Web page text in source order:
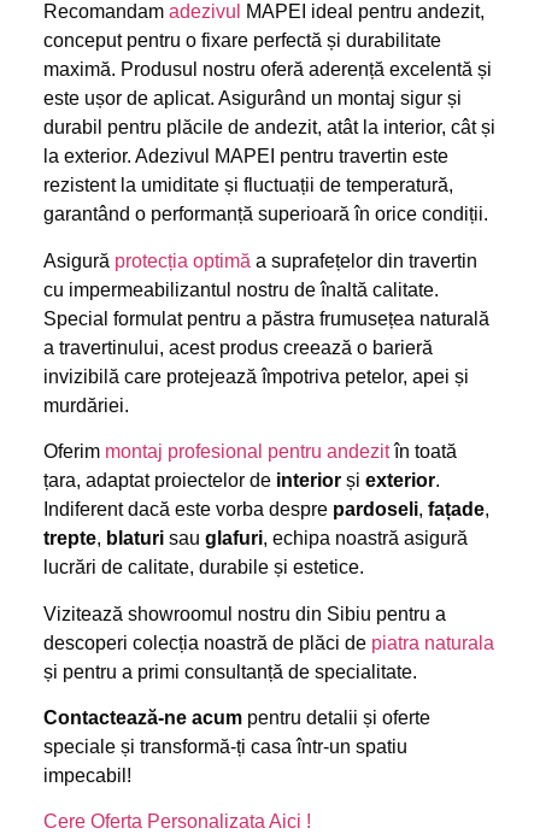
Recomandam adezivul
MAPEI ideal pentru andezit,
conceput pentru o fixare perfectă și durabilitate
maximă. Produsul nostru oferă aderență excelentă și
este ușor de aplicat. Asigurând un montaj sigur și
durabil pentru plăcile de andezit, atât la interior, cât și
la exterior. Adezivul MAPEI pentru travertin este
rezistent la umiditate și fluctuații de temperatură,
garantând o performanță superioară în orice condiții.
Asigură protecția optimă a suprafețelor din travertin
cu impermeabilizantul nostru de înaltă calitate.
Special formulat pentru a păstra frumusețea naturală
a travertinului, acest produs creează o barieră
invizibilă care protejează împotriva petelor, apei și
murdăriei.
Oferim montaj profesional pentru andezitîn toată
țara, adaptat proiectelor de interiorși exterior.
Indiferent dacă este vorba despre pardoseli, fațade,
trepte, blaturisau glafuri, echipa noastră asigură
lucrări de calitate, durabile și estetice.
Vizitează showroomul nostru din Sibiu pentru a
descoperi colecția noastră de plăci de piatra naturala
și pentru a primi consultanță de specialitate.
Contactează-ne acumpentru detalii și oferte
speciale și transformă-ți casa într-un spatiu
impecabil!
Cere Oferta Personalizata Aici !